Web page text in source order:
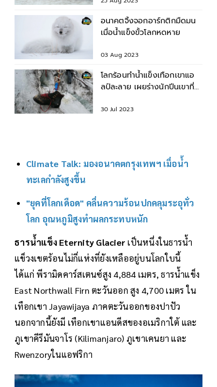
อนาคตจิ้งจอกอาร์กติกมืดมน
เมื่อน้ำแข็งขั้วโลกหดหาย
03 Aug 2023
โลกร้อนทำน้ำแข็งเทือกเขาแอ
ลป์ละลาย เผยร่างนักปีนเขาที่
30 Jul 2023
Climate Talk: มองอนาคตกรุงเทพฯ เมื่อน้ำ
ทะเลกำลังสูงขึ้น
"ยุคที่โลกเดือด" คลื่นความร้อนปกคลุมระอุทั่ว
โลก อุณหภูมิสูงทำผลกระทบหนัก
ธารน้ำแข็ง Eternity Glacier เป็นหนึ่งในธารน้ำ
แข็วงเขตร้อนไม่กี่แห่งที่ยังเหลืออยู่บนโลกใบนี้
ได้แก่ พีรามิดคาร์สเตนซ์สูง 4,884 เมตร, ธารน้ำแข็ง
East Northwall Firn ตะวันออก สูง 4,700 เมตร ใน
เทือกเขา Jayawijaya ภาคตะวันออกของปาปัว
นอกจากนี้ยังมี เทือกเขาแอนดีสของอเมริกาใต้ และ
ภูเขาคีรีมันจาโร (Kilimanjaro) ภูเขาเคนยา และ
Rwenzoryในแอฟริกา